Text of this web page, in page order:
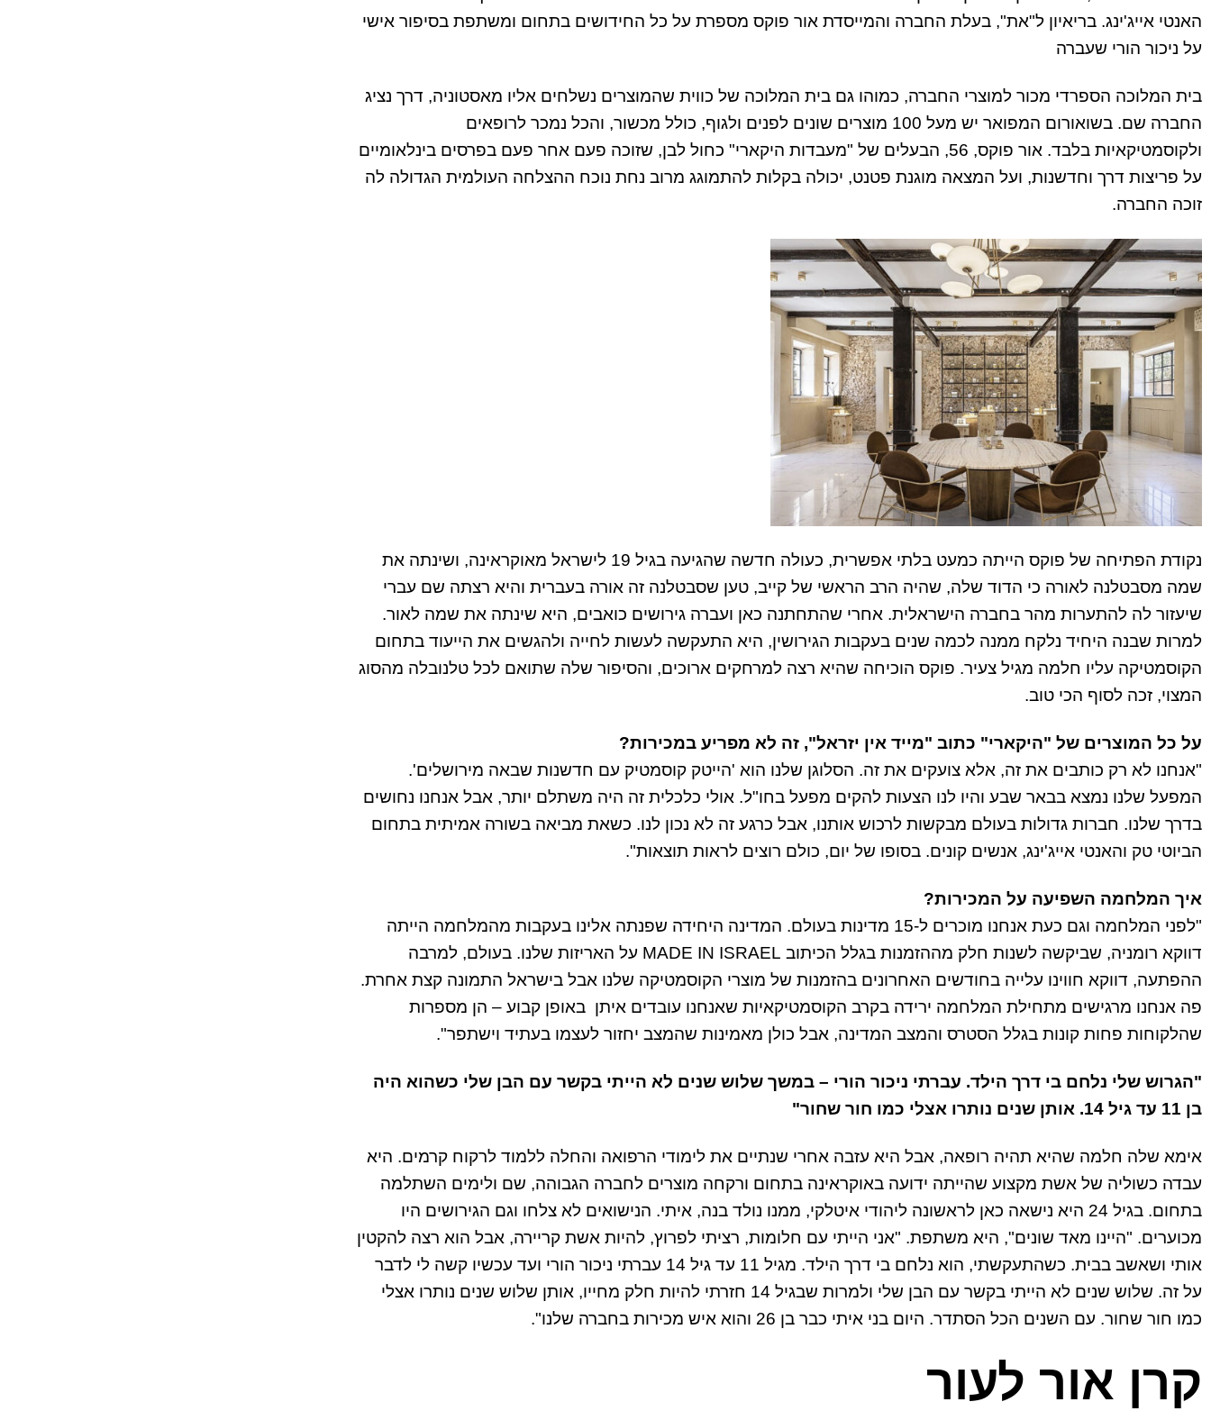
האנטי אייג'ינג. בריאיון ל"את", בעלת החברה והמייסדת אור פוקס מספרת על כל החידושים בתחום ומשתפת בסיפור אישי
על ניכור הורי שעברה
בית המלוכה הספרדי מכור למוצרי החברה, כמוהו גם בית המלוכה של כווית שהמוצרים נשלחים אליו מאסטוניה, דרך נציג
החברה שם. בשואורום המפואר יש מעל 100 מוצרים שונים לפנים ולגוף, כולל מכשור, והכל נמכר לרופאים
ולקוסמטיקאיות בלבד. אור פוקס, 56, הבעלים של "מעבדות היקארי" כחול לבן, שזוכה פעם אחר פעם בפרסים בינלאומיים
על פריצות דרך וחדשנות, ועל המצאה מוגנת פטנט, יכולה בקלות להתמוגג מרוב נחת נוכח ההצלחה העולמית הגדולה לה
זוכה החברה.
נקודת הפתיחה של פוקס הייתה כמעט בלתי אפשרית, כעולה חדשה שהגיעה בגיל 19 לישראל מאוקראינה, ושינתה את
שמה מסבטלנה לאורה כי הדוד שלה, שהיה הרב הראשי של קייב, טען שסבטלנה זה אורה בעברית והיא רצתה שם עברי
שיעזור לה להתערות מהר בחברה הישראלית. אחרי שהתחתנה כאן ועברה גירושים כואבים, היא שינתה את שמה לאור.
למרות שבנה היחיד נלקח ממנה לכמה שנים בעקבות הגירושין, היא התעקשה לעשות לחייה ולהגשים את הייעוד בתחום
הקוסמטיקה עליו חלמה מגיל צעיר. פוקס הוכיחה שהיא רצה למרחקים ארוכים, והסיפור שלה שתואם לכל טלנובלה מהסוג
המצוי, זכה לסוף הכי טוב.
על כל המוצרים של "היקארי" כתוב "מייד אין יזראל", זה לא מפריע במכירות?
"אנחנו לא רק כותבים את זה, אלא צועקים את זה. הסלוגן שלנו הוא 'הייטק קוסמטיק עם חדשנות שבאה מירושלים'.
המפעל שלנו נמצא בבאר שבע והיו לנו הצעות להקים מפעל בחו"ל. אולי כלכלית זה היה משתלם יותר, אבל אנחנו נחושים
בדרך שלנו. חברות גדולות בעולם מבקשות לרכוש אותנו, אבל כרגע זה לא נכון לנו. כשאת מביאה בשורה אמיתית בתחום
הביוטי טק והאנטי אייג'ינג, אנשים קונים. בסופו של יום, כולם רוצים לראות תוצאות".
איך המלחמה השפיעה על המכירות?
"לפני המלחמה וגם כעת אנחנו מוכרים ל-15 מדינות בעולם. המדינה היחידה שפנתה אלינו בעקבות מהמלחמה הייתה
דווקא רומניה, שביקשה לשנות חלק מההזמנות בגלל הכיתוב MADE IN ISRAEL על האריזות שלנו. בעולם, למרבה
ההפתעה, דווקא חווינו עלייה בחודשים האחרונים בהזמנות של מוצרי הקוסמטיקה שלנו אבל בישראל התמונה קצת אחרת.
פה אנחנו מרגישים מתחילת המלחמה ירידה בקרב הקוסמטיקאיות שאנחנו עובדים איתן באופן קבוע – הן מספרות
שהלקוחות פחות קונות בגלל הסטרס והמצב המדינה, אבל כולן מאמינות שהמצב יחזור לעצמו בעתיד וישתפר".
"הגרוש שלי נלחם בי דרך הילד. עברתי ניכור הורי – במשך שלוש שנים לא הייתי בקשר עם הבן שלי כשהוא היה
בן 11 עד גיל 14. אותן שנים נותרו אצלי כמו חור שחור"
אימא שלה חלמה שהיא תהיה רופאה, אבל היא עזבה אחרי שנתיים את לימודי הרפואה והחלה ללמוד לרקוח קרמים. היא
עבדה כשוליה של אשת מקצוע שהייתה ידועה באוקראינה בתחום ורקחה מוצרים לחברה הגבוהה, שם ולימים השתלמה
בתחום. בגיל 24 היא נישאה כאן לראשונה ליהודי איטלקי, ממנו נולד בנה, איתי. הנישואים לא צלחו וגם הגירושים היו
מכוערים. "היינו מאד שונים", היא משתפת. "אני הייתי עם חלומות, רציתי לפרוץ, להיות אשת קריירה, אבל הוא רצה להקטין
אותי ושאשב בבית. כשהתעקשתי, הוא נלחם בי דרך הילד. מגיל 11 עד גיל 14 עברתי ניכור הורי ועד עכשיו קשה לי לדבר
על זה. שלוש שנים לא הייתי בקשר עם הבן שלי ולמרות שבגיל 14 חזרתי להיות חלק מחייו, אותן שלוש שנים נותרו אצלי
כמו חור שחור. עם השנים הכל הסתדר. היום בני איתי כבר בן 26 והוא איש מכירות בחברה שלנו".
קרן אור לעור